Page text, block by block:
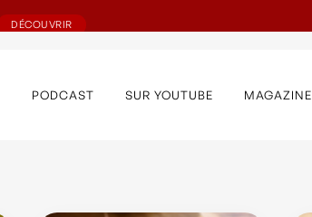
DÉCOUVRIR
PODCAST SUR YOUTUBE MAGAZINE